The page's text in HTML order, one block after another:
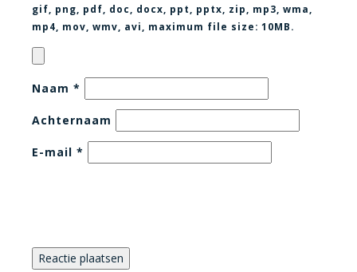
gif, png, pdf, doc, docx, ppt, pptx, zip, mp3, wma,
mp4, mov, wmv, avi
, maximum file size: 10MB.
Naam *
Achternaam
E-mail *